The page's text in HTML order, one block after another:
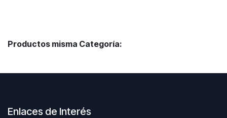
Productos misma Categoría:
Enlaces de Interés